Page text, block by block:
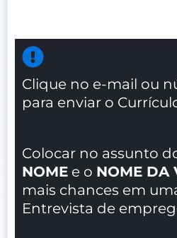
Clique no e-mail ou
para enviar o
Colocar no assunto
NOME e o NOME DA
mais chances em
Entrevista de